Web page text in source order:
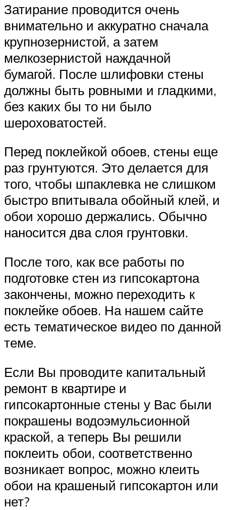
Затирание проводится очень
внимательно и аккуратно сначала
крупнозернистой, а затем
мелкозернистой наждачной
бумагой. После шлифовки стены
должны быть ровными и гладкими,
без каких бы то ни было
шероховатостей.
Перед поклейкой обоев, стены еще
раз грунтуются. Это делается для
того, чтобы шпаклевка не слишком
быстро впитывала обойный клей, и
обои хорошо держались. Обычно
наносится два слоя грунтовки.
После того, как все работы по
подготовке стен из гипсокартона
закончены, можно переходить к
поклейке обоев. На нашем сайте
есть тематическое видео по данной
теме.
Если Вы проводите капитальный
ремонт в квартире и
гипсокартонные стены у Вас были
покрашены водоэмульсионной
краской, а теперь Вы решили
поклеить обои, соответственно
возникает вопрос, можно клеить
обои на крашеный гипсокартон или
нет?